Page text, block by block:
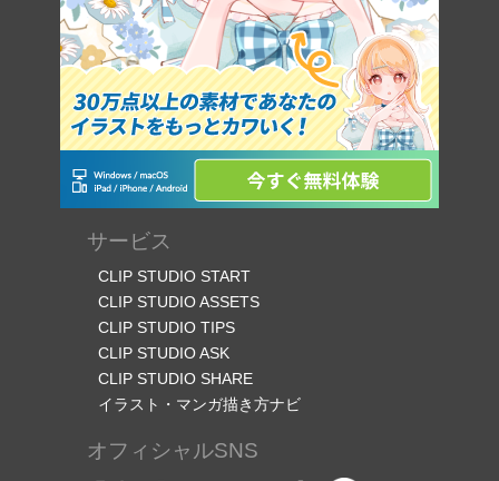
サービス
CLIP STUDIO START
CLIP STUDIO ASSETS
CLIP STUDIO TIPS
CLIP STUDIO ASK
CLIP STUDIO SHARE
イラスト・マンガ描き方ナビ
オフィシャルSNS